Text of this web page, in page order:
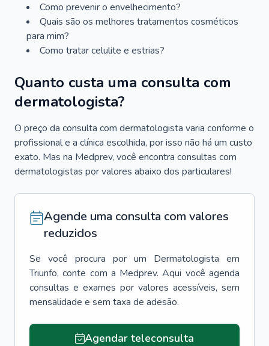
Como prevenir o envelhecimento?
Quais são os melhores tratamentos cosméticos
para mim?
Como tratar celulite e estrias?
Quanto custa uma consulta com
dermatologista?
O preço da consulta com dermatologista varia conforme o
profissional e a clínica escolhida, por isso não há um custo
exato. Mas na Medprev, você encontra consultas com
dermatologistas por valores abaixo dos particulares!
Agende uma consulta com valores
reduzidos
Se você procura por um Dermatologista em
Triunfo, conte com a Medprev. Aqui você agenda
consultas e exames por valores acessíveis, sem
mensalidade e sem taxa de adesão.
Agendar teleconsulta